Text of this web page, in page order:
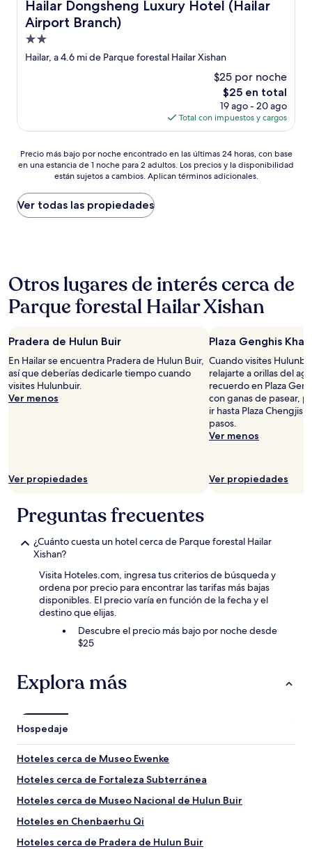
Hailar Dongsheng Luxury Hotel (Hailar
Airport Branch)
Hailar Dongsheng Luxury Hotel (Hailar Airport Branch)
Propiedad
de
Hailar, a 4.6 mi de Parque forestal Hailar Xishan
$25 por noche
El
precio
actual
es
$25
$25 en total
19 ago - 20 ago
Total con impuestos y cargos
Precio
más
por
noche
encontrado
horas,
con
base
en
estancia
de
1
noche
para
2
disponibilidad
a
Aplican
términos
Precio más bajo por noche encontrado en las últimas 24 horas, con base
en una estancia de 1 noche para 2 adultos. Los precios y la disponibilidad
están sujetos a cambios. Aplican términos adicionales.
Ver todas las propiedades
Otros lugares de interés cerca de
Parque forestal Hailar Xishan
Pradera de Hulun Buir
En Hailar se encuentra Pradera de Hulun Buir,
así que deberías dedicarle tiempo cuando
visites Hulunbuir.
Ver menos
Ver propiedades
Plaza Genghis Khan
Cuando visites
relajarte a orillas del
recuerdo en Plaza
con ganas de pasear,
ir hasta Plaza
pasos.
Ver menos
Ver propiedades
Preguntas frecuentes
¿Cuánto cuesta un hotel cerca de Parque forestal Hailar
Xishan?
Visita Hoteles.com, ingresa tus criterios de búsqueda y
ordena por precio para encontrar las tarifas más bajas
disponibles. El precio varía en función de la fecha y el
destino que elijas.
Descubre el precio más bajo por noche desde
$25
Explora más
Hospedaje
Hoteles cerca de Museo Ewenke
Hoteles cerca de Fortaleza Subterránea
Hoteles cerca de Museo Nacional de Hulun Buir
Hoteles en Chenbaerhu Qi
Hoteles cerca de Pradera de Hulun Buir